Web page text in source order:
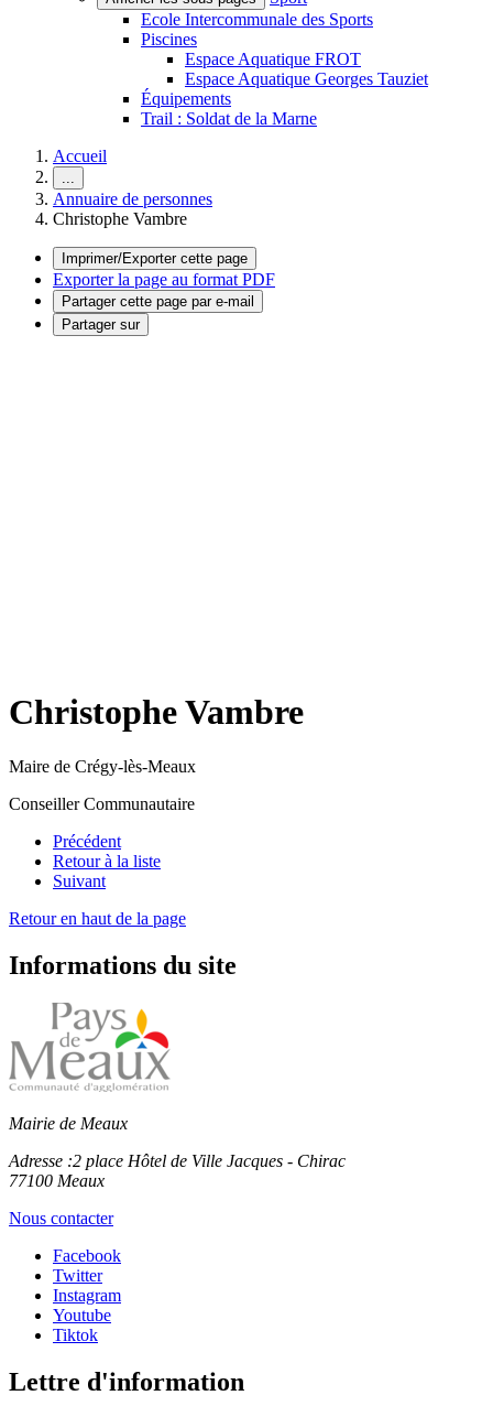
Ecole Intercommunale des Sports
Piscines
Espace Aquatique FROT
Espace Aquatique Georges Tauziet
Équipements
Trail : Soldat de la Marne
Accueil
...
Annuaire de personnes
Christophe Vambre
Imprimer/Exporter cette page
Exporter la page au format PDF
Partager cette page par e-mail
Partager sur
Christophe Vambre
Maire de Crégy-lès-Meaux
Conseiller Communautaire
Précédent
Retour à la liste
Suivant
Retour en haut de la page
Informations du site
Mairie de Meaux
Adresse :2 place Hôtel de Ville Jacques - Chirac
77100 Meaux
Nous contacter
Facebook
Twitter
Instagram
Youtube
Tiktok
Lettre d'information